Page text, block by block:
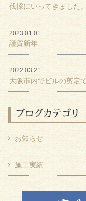
伐採にいってきました。
2023.01.01
謹賀新年
2022.03.21
大阪市内でビルの剪定で
ブログカテゴリ
お知らせ
施工実績